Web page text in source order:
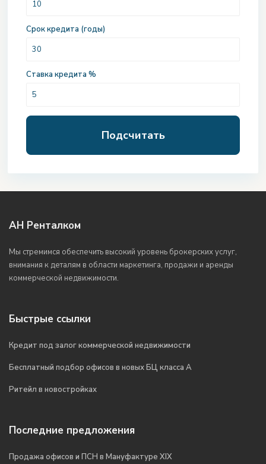
Срок кредита (годы)
Ставка кредита %
Подсчитать
АН Ренталком
Мы стремимся обеспечить высокий уровень брокерских услуг,
внимания к деталям в области маркетинга, продажи и аренды
коммерческой недвижимости.
Быстрые ссылки
Кредит под залог коммерческой недвижимости
Бесплатный подбор офисов в новых БЦ класса А
Ритейл в новостройках
Последние предложения
Продажа офисов и ПСН в Мануфактуре XIX